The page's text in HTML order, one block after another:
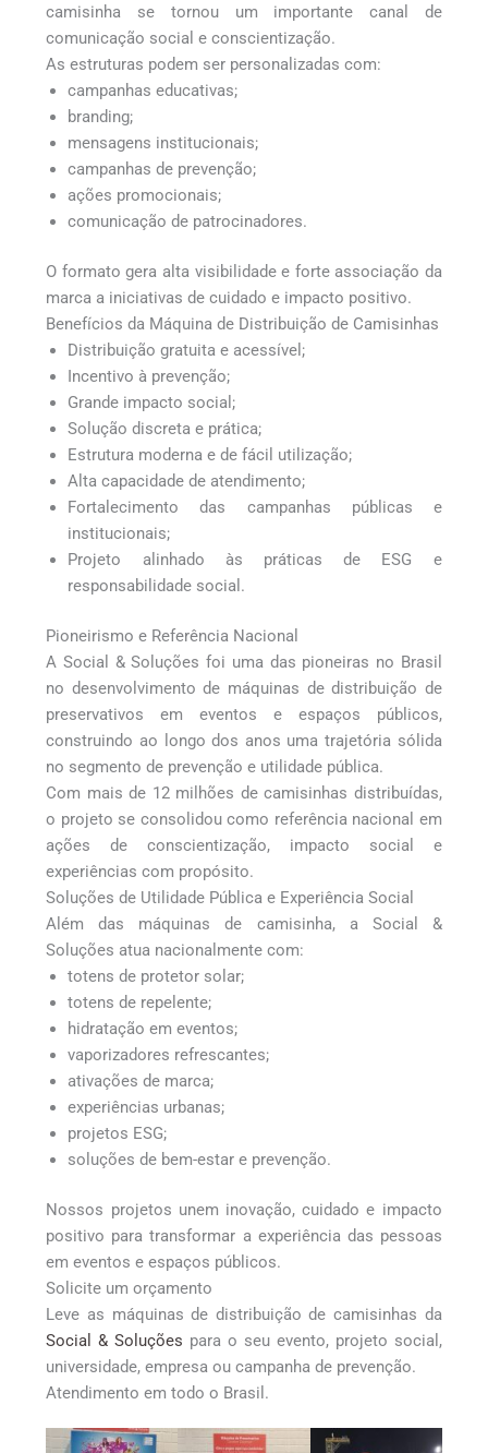
camisinha se tornou um importante canal de
comunicação social e conscientização.
As estruturas podem ser personalizadas com:
campanhas educativas;
branding;
mensagens institucionais;
campanhas de prevenção;
ações promocionais;
comunicação de patrocinadores.
O formato gera alta visibilidade e forte associação da
marca a iniciativas de cuidado e impacto positivo.
Benefícios da Máquina de Distribuição de Camisinhas
Distribuição gratuita e acessível;
Incentivo à prevenção;
Grande impacto social;
Solução discreta e prática;
Estrutura moderna e de fácil utilização;
Alta capacidade de atendimento;
Fortalecimento das campanhas públicas e
institucionais;
Projeto alinhado às práticas de ESG e
responsabilidade social.
Pioneirismo e Referência Nacional
A Social & Soluções foi uma das pioneiras no Brasil
no desenvolvimento de máquinas de distribuição de
preservativos em eventos e espaços públicos,
construindo ao longo dos anos uma trajetória sólida
no segmento de prevenção e utilidade pública.
Com mais de 12 milhões de camisinhas distribuídas,
o projeto se consolidou como referência nacional em
ações de conscientização, impacto social e
experiências com propósito.
Soluções de Utilidade Pública e Experiência Social
Além das máquinas de camisinha, a Social &
Soluções atua nacionalmente com:
totens de protetor solar;
totens de repelente;
hidratação em eventos;
vaporizadores refrescantes;
ativações de marca;
experiências urbanas;
projetos ESG;
soluções de bem-estar e prevenção.
Nossos projetos unem inovação, cuidado e impacto
positivo para transformar a experiência das pessoas
em eventos e espaços públicos.
Solicite um orçamento
Leve as máquinas de distribuição de camisinhas da
Social & Soluções para o seu evento, projeto social,
universidade, empresa ou campanha de prevenção.
Atendimento em todo o Brasil.